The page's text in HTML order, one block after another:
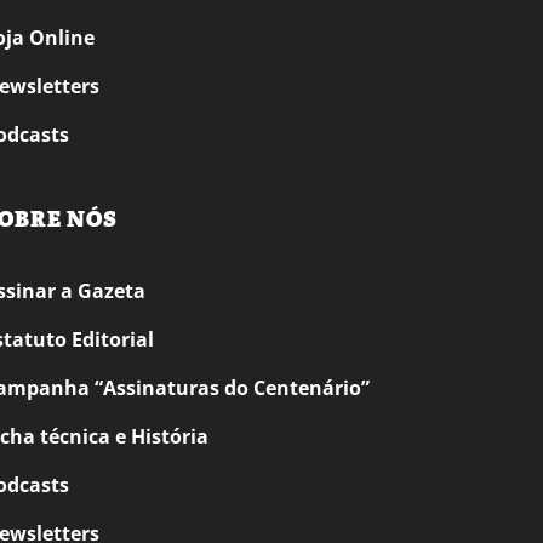
Online
NÓS
a Gazeta
Editorial
“Assinaturas do Centenário”
técnica e História